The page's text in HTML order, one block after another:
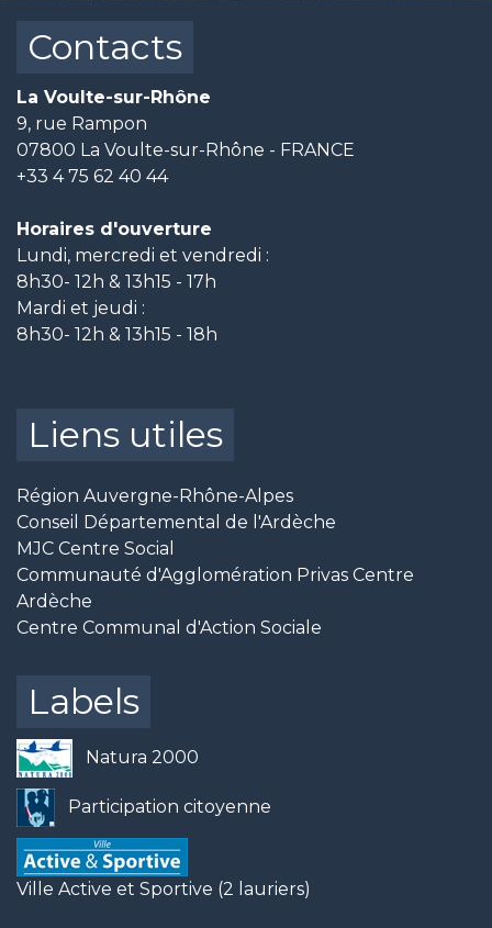
Contacts
La Voulte-sur-Rhône
9, rue Rampon
07800 La Voulte-sur-Rhône - FRANCE
+33 4 75 62 40 44
Horaires d'ouverture
Lundi, mercredi et vendredi :
8h30- 12h & 13h15 - 17h
Mardi et jeudi :
8h30- 12h & 13h15 - 18h
Liens utiles
Région Auvergne-Rhône-Alpes
Conseil Départemental de l'Ardèche
MJC Centre Social
Communauté d'Agglomération Privas Centre
Ardèche
Centre Communal d'Action Sociale
Labels
Natura 2000
Participation citoyenne
Ville Active et Sportive (2 lauriers)